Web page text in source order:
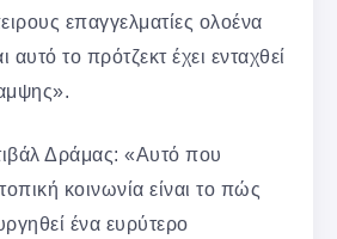
επαγγελματίες ολοένα
αυτό το πρότζεκτ έχει ενταχθεί
Δράμας: «Αυτό που
κοινωνία είναι το πώς
ένα ευρύτερο